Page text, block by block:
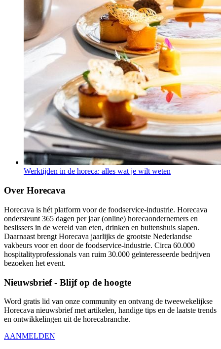
Werktijden in de horeca: alles wat je wilt weten
Over Horecava
Horecava is hét platform voor de foodservice-industrie. Horecava
ondersteunt 365 dagen per jaar (online) horecaondernemers en
beslissers in de wereld van eten, drinken en buitenshuis slapen.
Daarnaast brengt Horecava jaarlijks de grootste Nederlandse
vakbeurs voor en door de foodservice-industrie. Circa 60.000
hospitalityprofessionals van ruim 30.000 geïnteresseerde bedrijven
bezoeken het event.
Nieuwsbrief - Blijf op de hoogte
Word gratis lid van onze community en ontvang de tweewekelijkse
Horecava nieuwsbrief met artikelen, handige tips en de laatste trends
en ontwikkelingen uit de horecabranche.
AANMELDEN